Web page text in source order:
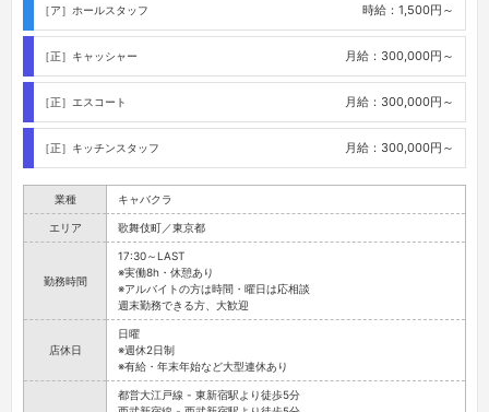
［ア］ホールスタッフ 時給：1,500円～
［正］キャッシャー 月給：300,000円～
［正］エスコート 月給：300,000円～
［正］キッチンスタッフ 月給：300,000円～
業種 キャバクラ
エリア 歌舞伎町／東京都
勤務時間
17:30～LAST
※実働8h・休憩あり
※アルバイトの方は時間・曜日は応相談
週末勤務できる方、大歓迎
店休日
日曜
※週休2日制
※有給・年末年始など大型連休あり
都営大江戸線 - 東新宿駅より徒歩5分